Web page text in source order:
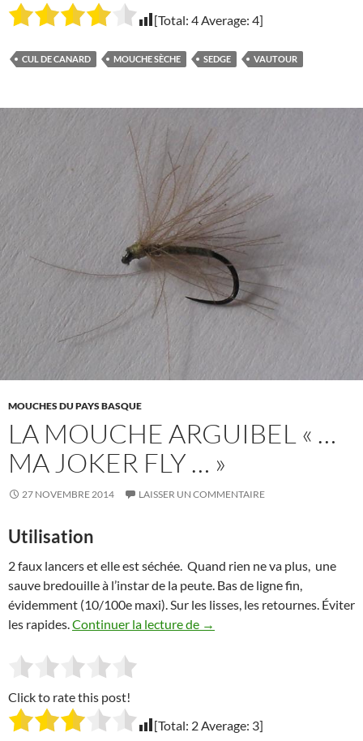
[Total: 4 Average: 4]
CUL DE CANARD MOUCHE SÈCHE SEDGE VAUTOUR
MOUCHES DU PAYS BASQUE
LA MOUCHE ARGUIBEL « …
MA JOKER FLY … »
27 NOVEMBRE 2014 LAISSER UN COMMENTAIRE
Utilisation
2 faux lancers et elle est séchée. Quand rien ne va plus, une
sauve bredouille à l’instar de la peute. Bas de ligne fin,
évidemment (10/100e maxi). Sur les lisses, les retournes. Éviter
les rapides. Continuer la lecture de la mouche ARGUIBEL « …
→
Click to rate this post!
[Total: 2 Average: 3]